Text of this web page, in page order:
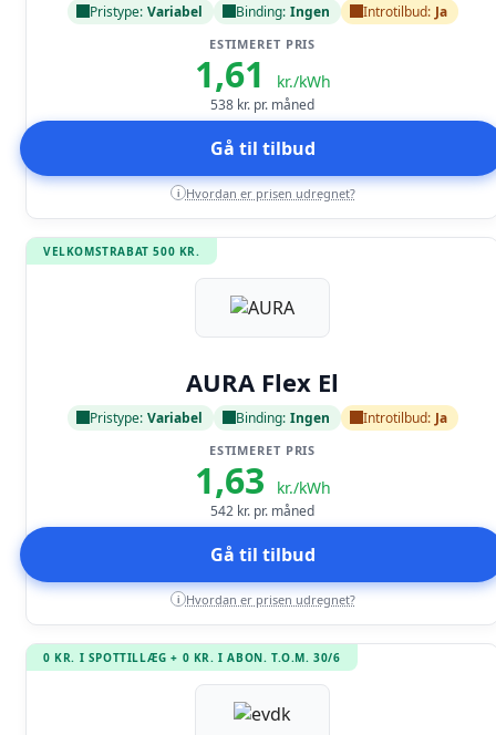
Pristype: Variabel Binding: Ingen Introtilbud: Ja
ESTIMERET PRIS
1,61 kr./kWh
538 kr. pr. måned
Gå til tilbud
i Hvordan er prisen udregnet?
VELKOMSTRABAT 500 KR.
AURA Flex El
Pristype: Variabel Binding: Ingen Introtilbud: Ja
ESTIMERET PRIS
1,63 kr./kWh
542 kr. pr. måned
Gå til tilbud
i Hvordan er prisen udregnet?
0 KR. I SPOTTILLÆG + 0 KR. I ABON. T.O.M. 30/6